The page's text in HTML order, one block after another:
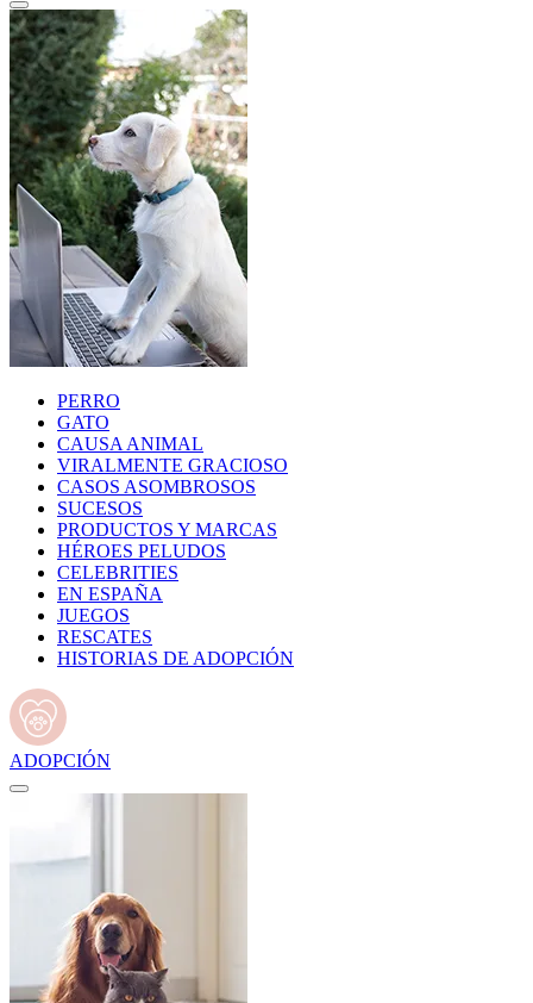
PERRO
GATO
CAUSA ANIMAL
VIRALMENTE GRACIOSO
CASOS ASOMBROSOS
SUCESOS
PRODUCTOS Y MARCAS
HÉROES PELUDOS
CELEBRITIES
EN ESPAÑA
JUEGOS
RESCATES
HISTORIAS DE ADOPCIÓN
ADOPCIÓN